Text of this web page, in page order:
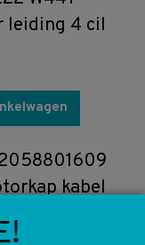
leiding 4 cil
kabel